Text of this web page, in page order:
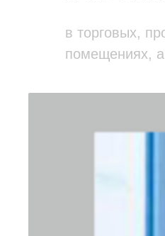
в торговых,
помещениях, а